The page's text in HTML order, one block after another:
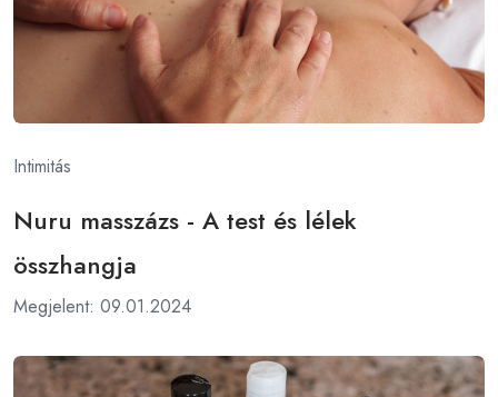
Intimitás
Nuru masszázs - A test és lélek
összhangja
Megjelent: 09.01.2024